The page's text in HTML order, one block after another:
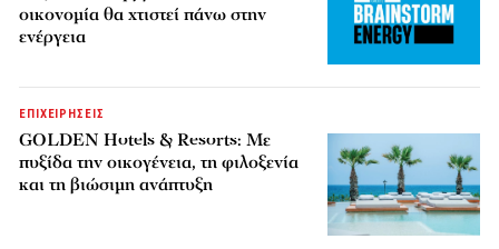
οικονομία θα χτιστεί πάνω στην
ενέργεια
ΕΠΙΧΕΙΡΗΣΕΙΣ
GOLDEN Hotels & Resorts: Με
πυξίδα την οικογένεια, τη φιλοξενία
και τη βιώσιμη ανάπτυξη